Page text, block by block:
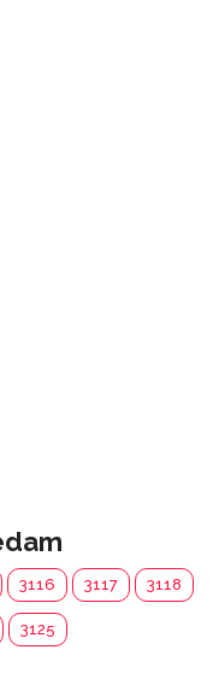
3116 3117 3118
3125